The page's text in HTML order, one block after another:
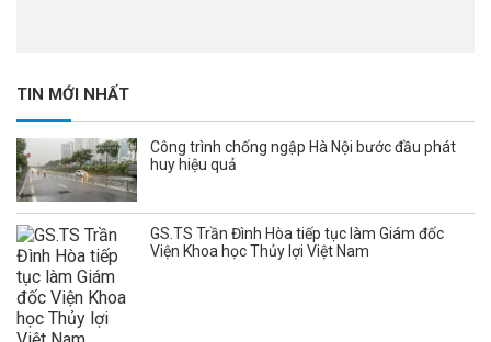
TIN MỚI NHẤT
Công trình chống ngập Hà Nội bước đầu phát
huy hiệu quả
GS.TS Trần Đình Hòa tiếp tục làm Giám đốc
Viện Khoa học Thủy lợi Việt Nam